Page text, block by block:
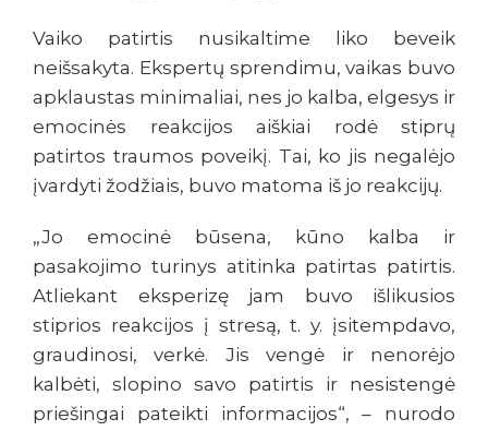
Vaiko patirtis nusikaltime liko beveik
neišsakyta. Ekspertų sprendimu, vaikas buvo
apklaustas minimaliai, nes jo kalba, elgesys ir
emocinės reakcijos aiškiai rodė stiprų
patirtos traumos poveikį. Tai, ko jis negalėjo
įvardyti žodžiais, buvo matoma iš jo reakcijų.
„Jo emocinė būsena, kūno kalba ir
pasakojimo turinys atitinka patirtas patirtis.
Atliekant eksperizę jam buvo išlikusios
stiprios reakcijos į stresą, t. y. įsitempdavo,
graudinosi, verkė. Jis vengė ir nenorėjo
kalbėti, slopino savo patirtis ir nesistengė
priešingai pateikti informacijos“, – nurodo